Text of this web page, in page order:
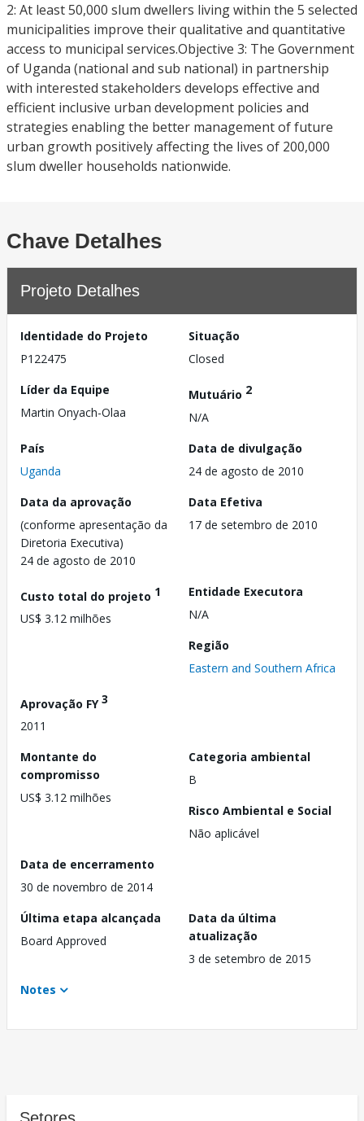
2: At least 50,000 slum dwellers living within the 5 selected
municipalities improve their qualitative and quantitative
access to municipal services.Objective 3: The Government
of Uganda (national and sub national) in partnership
with interested stakeholders develops effective and
efficient inclusive urban development policies and
strategies enabling the better management of future
urban growth positively affecting the lives of 200,000
slum dweller households nationwide.
Chave Detalhes
Projeto Detalhes
Identidade do Projeto
P122475
Situação
Closed
Líder da Equipe
Martin Onyach-Olaa
Mutuário 2
N/A
País
Uganda
Data de divulgação
24 de agosto de 2010
Data da aprovação
(conforme apresentação da
Diretoria Executiva)
24 de agosto de 2010
Data Efetiva
17 de setembro de 2010
Custo total do projeto 1
US$ 3.12 milhões
Entidade Executora
N/A
Região
Eastern and Southern Africa
Aprovação FY3
2011
Montante do
compromisso
US$ 3.12 milhões
Categoria ambiental
B
Risco Ambiental e Social
Não aplicável
Data de encerramento
30 de novembro de 2014
Última etapa alcançada
Board Approved
Data da última
atualização
3 de setembro de 2015
Notes